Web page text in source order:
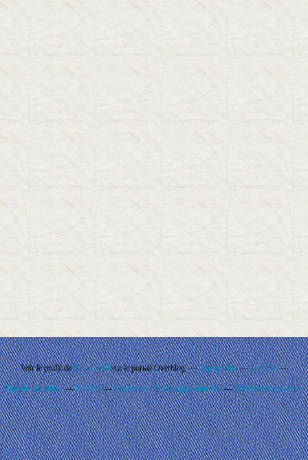
Voir le profil deRando'Ballsur le portail Overblog Top articles Contact
Signaler un abus C.G.U. Cookies et données personnelles Préférences cookies